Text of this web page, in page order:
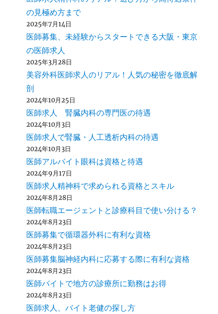
の見極め方まで
2025年7月14日
医師募集、未経験からスタートできる大阪・東京
の医師求人
2025年3月28日
美容外科医師求人のリアル！人気の秘密を徹底解
剖
2024年10月25日
医師求人 腎臓内科の専門医の待遇
2024年10月3日
医師求人で腎臓・人工透析内科の待遇
2024年10月3日
医師アルバイト眼科は資格と待遇
2024年9月17日
医師求人精神科で求められる資格とスキル
2024年8月28日
医師転職エージェントと診療科目で使い分ける？
2024年8月23日
医師募集で循環器外科に有利な資格
2024年8月23日
医師募集脳神経内科に応募する際に有利な資格
2024年8月23日
医師バイトで地方の診療所に勤務はお得
2024年8月23日
医師求人、バイト老健の探し方